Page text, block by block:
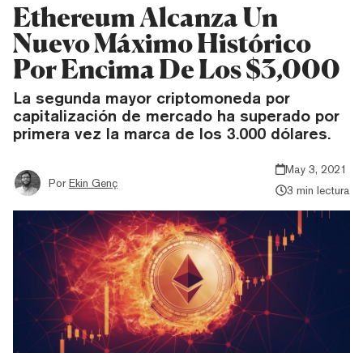
Ethereum Alcanza Un
Nuevo Máximo Histórico
Por Encima De Los $3,000
La segunda mayor criptomoneda por
capitalización de mercado ha superado por
primera vez la marca de los 3.000 dólares.
Por Ekin Genç
May 3, 2021
3 min lectura